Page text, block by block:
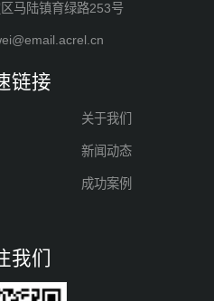
马陆镇育绿路253号
链接
关于我们
新闻动态
成功案例
我们